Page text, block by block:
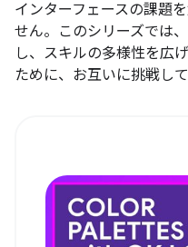
インターフェースの課題
せん。このシリーズでは
し、スキルの多様性を広
ために、お互いに挑戦して